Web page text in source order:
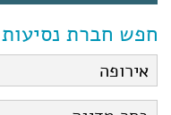
חפש חברת נסיעות